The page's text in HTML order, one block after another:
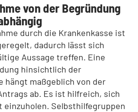
von der Begründung
durch die Krankenkasse ist
dadurch lässt sich
Aussage treffen. Eine
hinsichtlich der
hängt maßgeblich von der
ab. Es ist hilfreich, sich
einzuholen. Selbsthilfegruppen